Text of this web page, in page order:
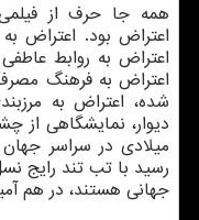
همه جا حرف از
اعتراض بود. اعتراض
اعتراض به روابط
اعتراض به فرهنگ
شده، اعتراض به
میلادی در سراسر
رسید با تب تند رایج
جهانی هستند، در هم